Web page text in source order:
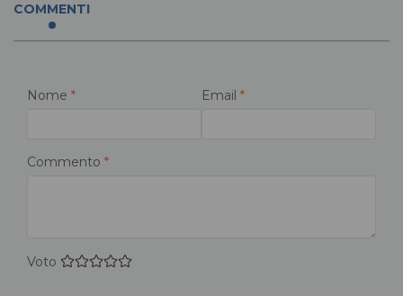
COMMENTI
Nome * Email *
Commento *
Voto